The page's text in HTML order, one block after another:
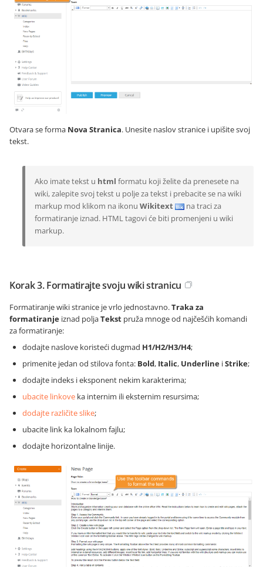
Otvara se forma Nova Stranica. Unesite naslov stranice i upišite svoj
tekst.
Ako imate tekst u html formatu koji želite da prenesete na
wiki, zalepite svoj tekst u polje za tekst i prebacite se na wiki
markup mod klikom na ikonu Wikitext
na traci za
formatiranje iznad. HTML tagovi će biti promenjeni u wiki
markup.
Korak 3. Formatirajte svoju wiki stranicu
Formatiranje wiki stranice je vrlo jednostavno.Traka za
formatiranje iznad poljaTekst pruža mnoge od najčešćih komandi
za formatiranje:
dodajte naslove koristeći dugmad H1/H2/H3/H4;
primenite jedan od stilova fonta: Bold, Italic, Underline iStrike;
dodajte indeks i eksponent nekim karakterima;
ubacite linkove ka internim ili eksternim resursima;
dodajte različite slike;
ubacite link ka lokalnom fajlu;
dodajte horizontalne linije.